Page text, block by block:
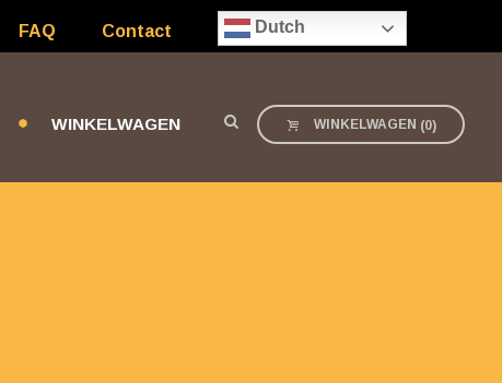
FAQ Contact Dutch
WINKELWAGEN WINKELWAGEN (0)